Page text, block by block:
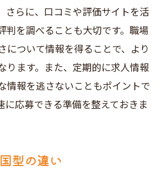
さらに、口コミや評価サイトを活
判を調べることも大切です。職場
について情報を得ることで、より
ります。また、定期的に求人情報
情報を逃さないこともポイントで
に応募できる準備を整えておきま
型の違い